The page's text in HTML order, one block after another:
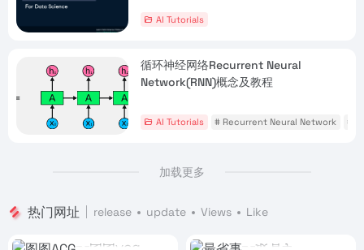
AI Tutorials
循环神经网络Recurrent Neural
Network(RNN)概念及教程
AI Tutorials # Recurrent Neural Network #
加载更多
热门网址 release update Views Like